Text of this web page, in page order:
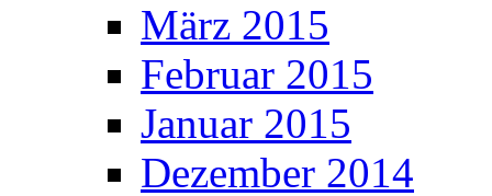
März 2015
Februar 2015
Januar 2015
Dezember 2014